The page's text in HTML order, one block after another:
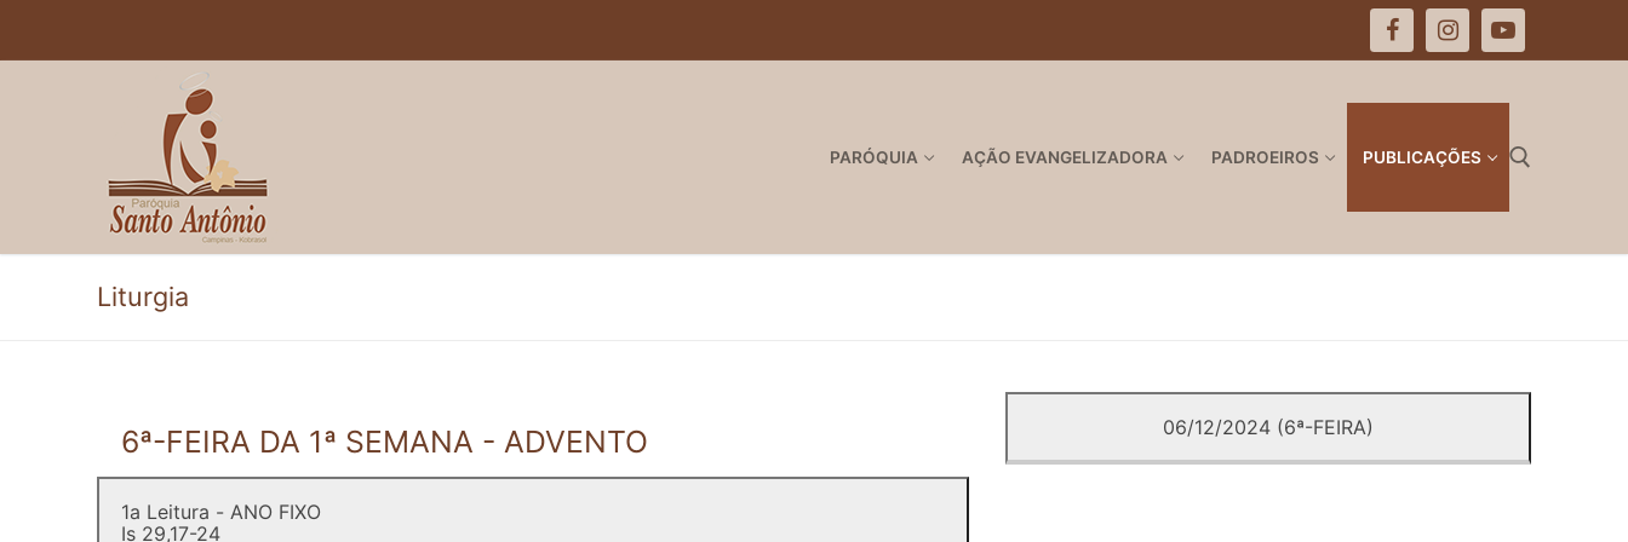
PARÓQUIA AÇÃO EVANGELIZADORA PADROEIROS PUBLICAÇÕES
Pesquisar por:
Liturgia
6ª-FEIRA DA 1ª SEMANA - ADVENTO
1a Leitura - ANO FIXO
Is 29,17-24
06/12/2024 (6ª-FEIRA)